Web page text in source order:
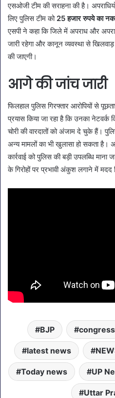
एसओजी टीम की सराहना की है।
लिए पुलिस टीम को 25 हजार रुपये का
एसपी ने कहा कि जिले में अपराध और
जारी रहेगा और कानून व्यवस्था से
की जाएगी।
आगे की जांच जारी
फिलहाल पुलिस गिरफ्तार आरोपियों से
प्रयास किया जा रहा है कि उनका नेटवर्क
चोरी की वारदातों को अंजाम दे चुके हैं।
अन्य मामलों का भी खुलासा हो सकता है।
कार्रवाई को पुलिस की बड़ी उपलब्धि माना
के गिरोहों पर प्रभावी अंकुश लगाने में मदद
BJP congress
latest news
Today news UP
Uttar